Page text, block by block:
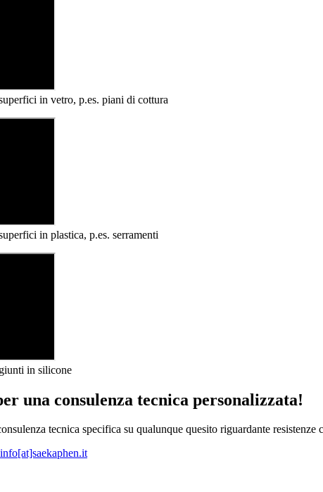
in vetro, p.es. piani di cottura
in plastica, p.es. serramenti
in silicone
una consulenza tecnica personalizzata!
tecnica specifica su qualunque quesito riguardante
info[at]saekaphen.it